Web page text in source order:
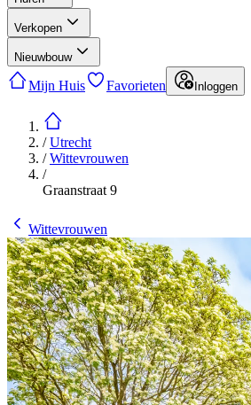
Verkopen
Nieuwbouw
Mijn Huis Favorieten Inloggen
/Utrecht
/Wittevrouwen
/
Graanstraat 9
Wittevrouwen